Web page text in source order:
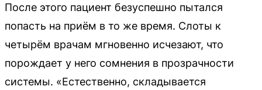
После этого пациент безуспешно пытался
попасть на приём в то же время. Слоты к
четырём врачам мгновенно исчезают, что
порождает у него сомнения в прозрачности
системы. «Естественно, складывается